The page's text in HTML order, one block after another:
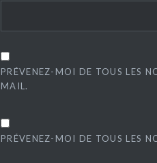
PRÉVENEZ-MOI DE TOUS LES
MAIL.
PRÉVENEZ-MOI DE TOUS LES